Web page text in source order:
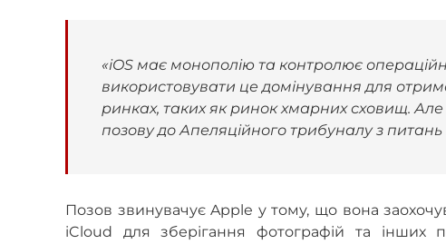
«iOS має монополію та контролює
використовувати це домінування для
ринках, таких як ринок хмарних сховищ.
позову до Апеляційного трибуналу з питань
Позов звинувачує Apple у тому, що вона
iCloud для зберігання фотографій та інших